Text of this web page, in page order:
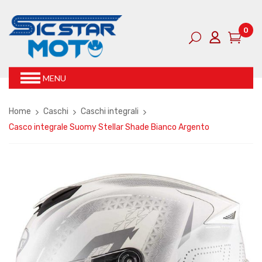
0
MENU
Home Caschi
Caschi integrali
Casco integrale Suomy Stellar Shade Bianco Argento